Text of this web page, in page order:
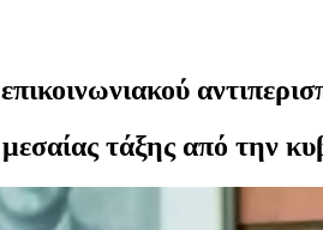
τάξης από την